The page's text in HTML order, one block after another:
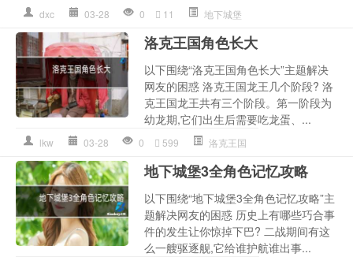
dxc 03-28 0 11 地下城堡
洛克王国角色长大
以下围绕“洛克王国角色长大”主题解决
网友的困惑 洛克王国龙王几个阶段? 洛
克王国龙王共有三个阶段。第一阶段为
幼龙期,它们出生后需要吃龙蛋、...
lkw 03-28 0 599 洛克王国
地下城堡3全角色记忆攻略
以下围绕“地下城堡3全角色记忆攻略”主
题解决网友的困惑 历史上有哪些巧合事
件的发生让你惊掉下巴? 二战期间有这
么一艘驱逐舰,它给谁护航谁出事...